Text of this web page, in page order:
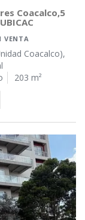
Coacalco,5
VENTA
Coacalco),
203 m²